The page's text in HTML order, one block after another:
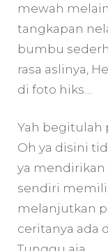
mewah
tangkapan
bumbu
rasa aslinya,
di foto hiks…
Yah begitulah
Oh ya disini
ya
sendiri
melanjutkan
ceritanya ada